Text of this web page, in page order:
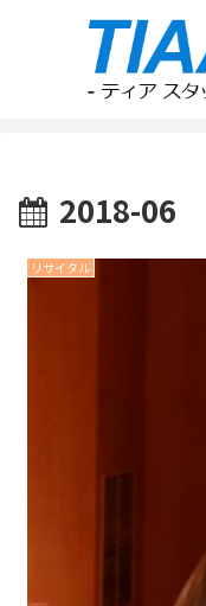
2018-06
リサイタル